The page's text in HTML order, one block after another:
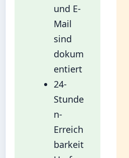
und E-
Mail
sind
dokum
entiert
24-
Stunde
n-
Erreich
barkeit